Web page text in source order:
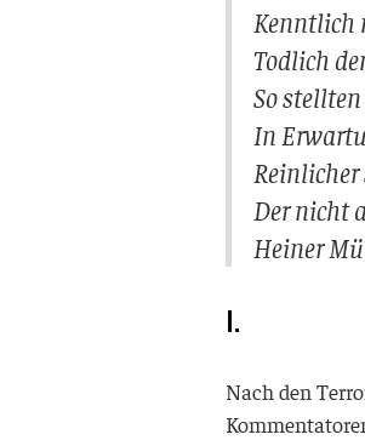
Kenntlich
Tödlich
So
In
Der nicht
Heiner
I.
Nach den